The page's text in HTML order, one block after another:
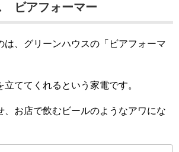
ビアフォーマー
は、グリーンハウスの「ビアフォーマ
立ててくれるという家電です。
、お店で飲むビールのようなアワにな